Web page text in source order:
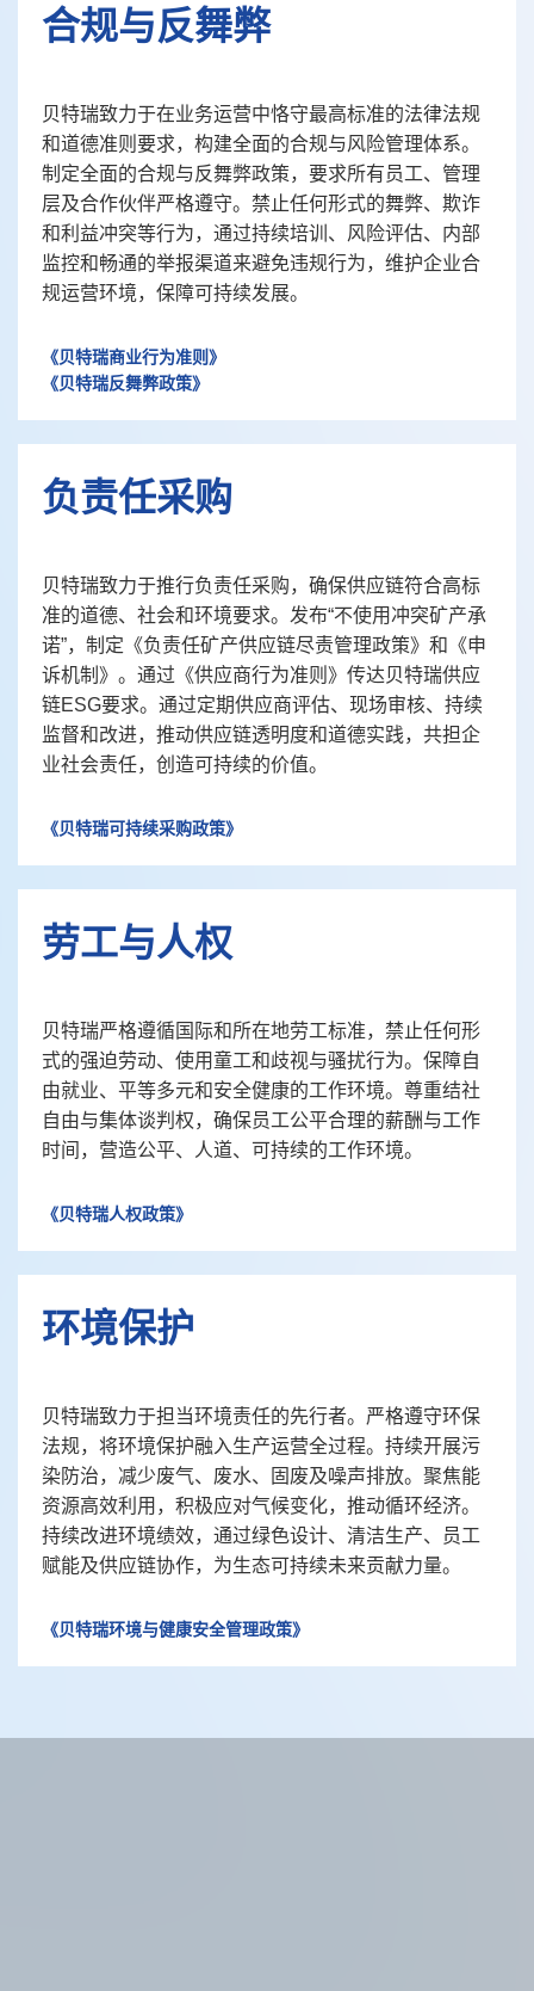
合规与反舞弊
贝特瑞致力于在业务运营中恪守最高标准的法律法规
和道德准则要求，构建全面的合规与风险管理体系。
制定全面的合规与反舞弊政策，要求所有员工、管理
层及合作伙伴严格遵守。禁止任何形式的舞弊、欺诈
和利益冲突等行为，通过持续培训、风险评估、内部
监控和畅通的举报渠道来避免违规行为，维护企业合
规运营环境，保障可持续发展。
《贝特瑞商业行为准则》
《贝特瑞反舞弊政策》
负责任采购
贝特瑞致力于推行负责任采购，确保供应链符合高标
准的道德、社会和环境要求。发布“不使用冲突矿产承
诺”，制定《负责任矿产供应链尽责管理政策》和《申
诉机制》。通过《供应商行为准则》传达贝特瑞供应
链ESG要求。通过定期供应商评估、现场审核、持续
监督和改进，推动供应链透明度和道德实践，共担企
业社会责任，创造可持续的价值。
《贝特瑞可持续采购政策》
劳工与人权
贝特瑞严格遵循国际和所在地劳工标准，禁止任何形
式的强迫劳动、使用童工和歧视与骚扰行为。保障自
由就业、平等多元和安全健康的工作环境。尊重结社
自由与集体谈判权，确保员工公平合理的薪酬与工作
时间，营造公平、人道、可持续的工作环境。
《贝特瑞人权政策》
环境保护
贝特瑞致力于担当环境责任的先行者。严格遵守环保
法规，将环境保护融入生产运营全过程。持续开展污
染防治，减少废气、废水、固废及噪声排放。聚焦能
资源高效利用，积极应对气候变化，推动循环经济。
持续改进环境绩效，通过绿色设计、清洁生产、员工
赋能及供应链协作，为生态可持续未来贡献力量。
《贝特瑞环境与健康安全管理政策》